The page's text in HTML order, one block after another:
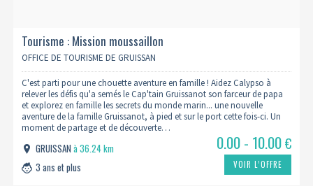
Tourisme : Mission moussaillon
OFFICE DE TOURISME DE GRUISSAN
C'est parti pour une chouette aventure en famille ! Aidez Calypso à
relever les défis qu'a semés le Cap'tain Gruissanot son farceur de papa
et explorez en famille les secrets du monde marin... une nouvelle
aventure de la famille Gruissanot, à pied et sur le port cette fois-ci. Un
moment de partage et de découverte…
GRUISSANà 36.24 km
3 ans et plus
0.00 - 10.00€
VOIR L’OFFRE